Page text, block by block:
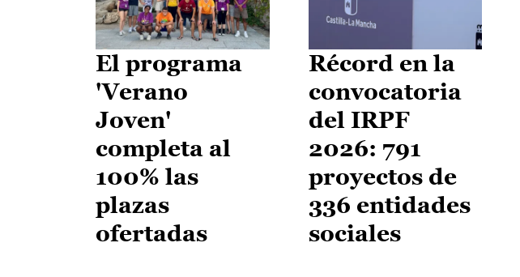
El programa
'Verano
Joven'
completa al
100% las
plazas
ofertadas
Récord en la
convocatoria
del IRPF
2026: 791
proyectos de
336 entidades
sociales